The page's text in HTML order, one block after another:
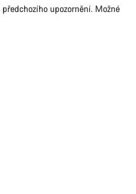
upozornění. Možné